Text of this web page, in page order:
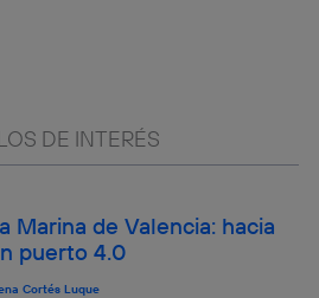
DE INTERÉS
Marina de Valencia: hacia
puerto 4.0
Cortés Luque